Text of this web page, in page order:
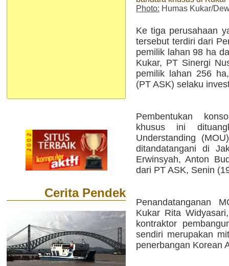
Cerita Pendek
Photo: Humas Kukar/
Ke tiga perusahaan
tersebut terdiri dari
pemilik lahan 98 ha
Kukar, PT Sinergi
pemilik lahan 256
(PT ASK) selaku
Pembentukan
khusus ini
Understanding
ditandatangani di
Erwinsyah, Anton
dari PT ASK, Senin
Penandatanganan
Kukar Rita
kontraktor
sendiri merupakan
penerbangan Korean